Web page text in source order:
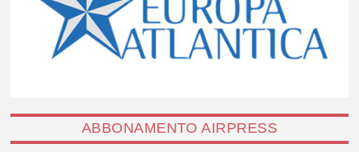
ABBONAMENTO AIRPRESS